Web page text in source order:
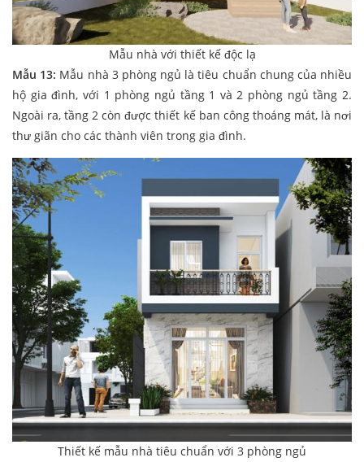
Mẫu nhà với thiết kế độc lạ
Mẫu 13: Mẫu nhà 3 phòng ngủ là tiêu chuẩn chung của nhiều
hộ gia đình, với 1 phòng ngủ tầng 1 và 2 phòng ngủ tầng 2.
Ngoài ra, tầng 2 còn được thiết kế ban công thoáng mát, là nơi
thư giãn cho các thành viên trong gia đình.
Thiết kế mẫu nhà tiêu chuẩn với 3 phòng ngủ